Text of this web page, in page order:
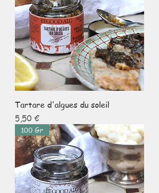
Tartare d'algues du soleil
Prix
5,50 €
100 Gr